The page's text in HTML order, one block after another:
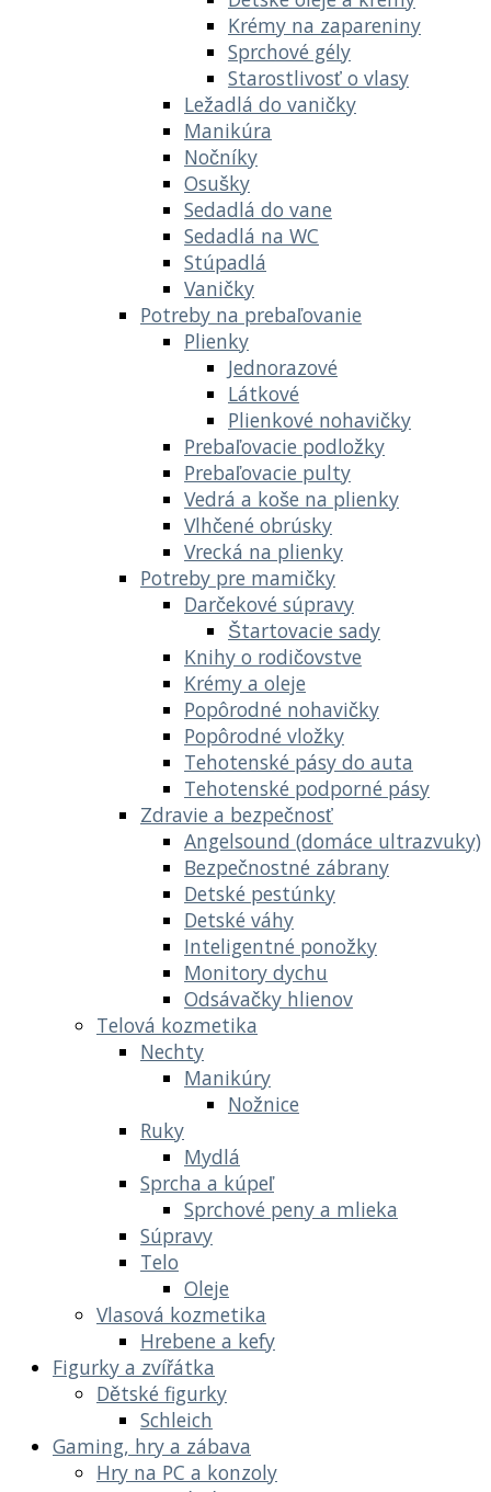
Krémy na zapareniny
Sprchové gély
Starostlivosť o vlasy
Ležadlá do vaničky
Manikúra
Nočníky
Osušky
Sedadlá do vane
Sedadlá na WC
Stúpadlá
Vaničky
Potreby na prebaľovanie
Plienky
Jednorazové
Látkové
Plienkové nohavičky
Prebaľovacie podložky
Prebaľovacie pulty
Vedrá a koše na plienky
Vlhčené obrúsky
Vrecká na plienky
Potreby pre mamičky
Darčekové súpravy
Štartovacie sady
Knihy o rodičovstve
Krémy a oleje
Popôrodné nohavičky
Popôrodné vložky
Tehotenské pásy do auta
Tehotenské podporné pásy
Zdravie a bezpečnosť
Angelsound (domáce ultrazvuky)
Bezpečnostné zábrany
Detské pestúnky
Detské váhy
Inteligentné ponožky
Monitory dychu
Odsávačky hlienov
Telová kozmetika
Nechty
Manikúry
Nožnice
Ruky
Mydlá
Sprcha a kúpeľ
Sprchové peny a mlieka
Súpravy
Telo
Oleje
Vlasová kozmetika
Hrebene a kefy
Figurky a zvířátka
Dětské figurky
Schleich
Gaming, hry a zábava
Hry na PC a konzoly